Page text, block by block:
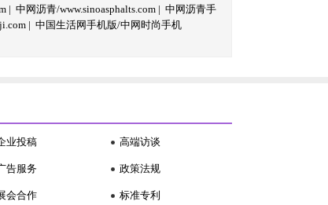
| 中网沥青/www.sinoasphalts.com | 中网沥青手
| 中国生活网手机版/中网时尚手机
业投稿
告服务
会合作
高端访谈
政策法规
标准专利